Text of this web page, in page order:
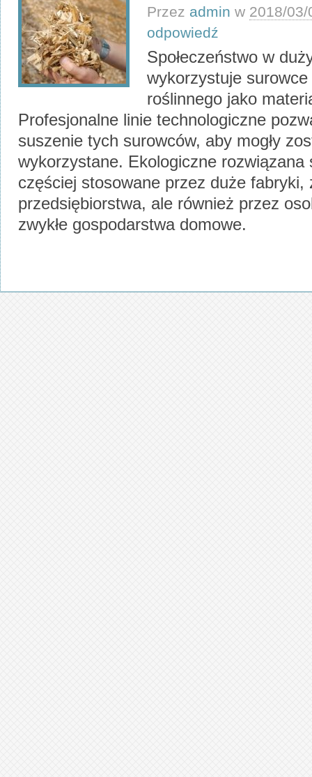
Przez admin w 2018/03/
odpowiedź
Społeczeństwo w
wykorzystuje
roślinnego jako
Profesjonalne linie technologiczne
suszenie tych surowców, aby mogły
wykorzystane. Ekologiczne rozwiązana
częściej stosowane przez duże fabryki,
przedsiębiorstwa, ale również przez
zwykłe gospodarstwa domowe.